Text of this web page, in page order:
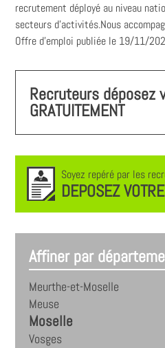
recrutement déployé au niveau
secteurs d'activités.Nous
Offre d'emploi publiée le 19/11/
Recruteurs déposez
GRATUITEMENT
Soyez repéré par les
DEPOSEZ
Affiner par
Meurthe-et-Moselle
Meuse
Moselle
Vosges